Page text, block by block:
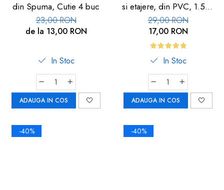
din Spuma, Cutie 4 buc
23,00 RON
de la 13,00 RON
In Stoc
ADAUGA IN COS
si etajere, din PVC, 1.5m,
metalizata
29,00 RON
17,00 RON
In Stoc
ADAUGA IN COS
-40% -40%